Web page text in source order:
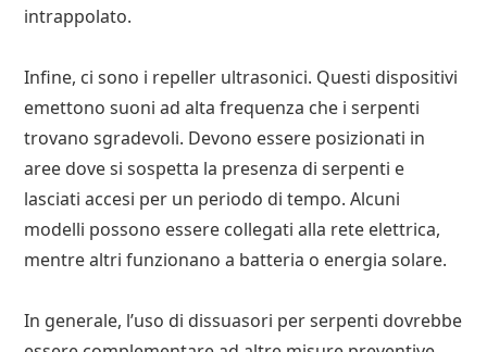
intrappolato.
Infine, ci sono i repeller ultrasonici. Questi dispositivi
emettono suoni ad alta frequenza che i serpenti
trovano sgradevoli. Devono essere posizionati in
aree dove si sospetta la presenza di serpenti e
lasciati accesi per un periodo di tempo. Alcuni
modelli possono essere collegati alla rete elettrica,
mentre altri funzionano a batteria o energia solare.
In generale, l’uso di dissuasori per serpenti dovrebbe